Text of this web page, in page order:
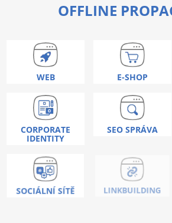
OFFLINE
WEB E-SHOP
CORPORATE
IDENTITY
SEO SPRÁVA
SOCIÁLNÍ SÍTĚ LINKBUILDING